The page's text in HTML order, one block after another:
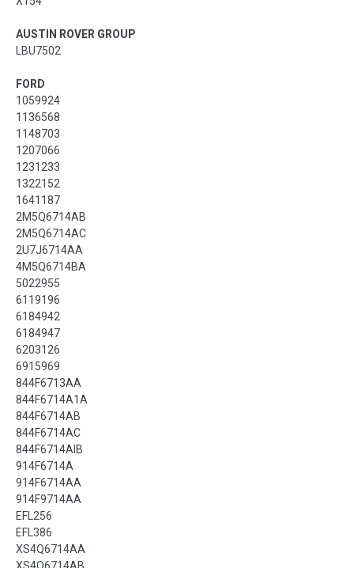
AUSTIN ROVER GROUP
LBU7502
FORD
1059924
1136568
1148703
1207066
1231233
1322152
1641187
2M5Q6714AB
2M5Q6714AC
2U7J6714AA
4M5Q6714BA
5022955
6119196
6184942
6184947
6203126
6915969
844F6713AA
844F6714A1A
844F6714AB
844F6714AC
844F6714AIB
914F6714A
914F6714AA
914F9714AA
EFL256
EFL386
XS4Q6714AA